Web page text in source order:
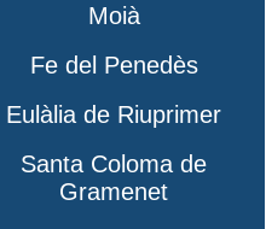
Moià
Fe del Penedès
Eulàlia de Riuprimer
Santa Coloma de
Gramenet